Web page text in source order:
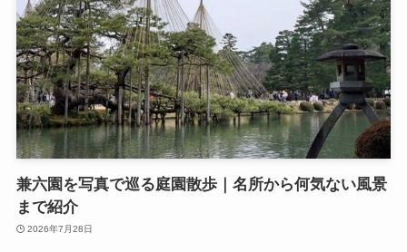
兼六園を写真で巡る庭園散歩｜名所から何気ない風景
まで紹介
2026年7月28日